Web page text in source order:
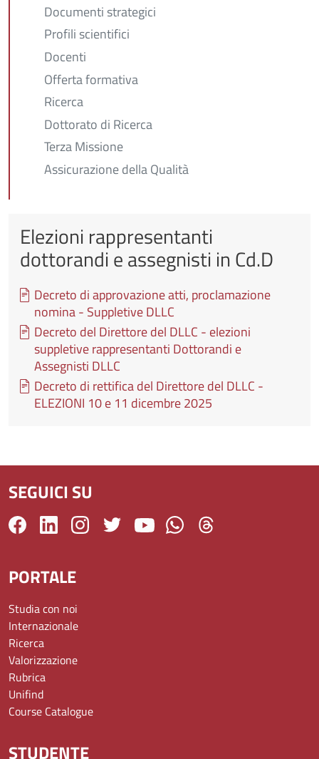
Documenti strategici
Profili scientifici
Docenti
Offerta formativa
Ricerca
Dottorato di Ricerca
Terza Missione
Assicurazione della Qualità
Elezioni rappresentanti
dottorandi e assegnisti in Cd.D
Documento
Decreto di approvazione atti, proclamazione
nomina - Suppletive DLLC
Documento
Decreto del Direttore del DLLC - elezioni
suppletive rappresentanti Dottorandi e
Assegnisti DLLC
Documento
Decreto di rettifica del Direttore del DLLC -
ELEZIONI 10 e 11 dicembre 2025
SEGUICI SU
PORTALE
Studia con noi
Internazionale
Ricerca
Valorizzazione
Rubrica
Unifind
Course Catalogue
STUDENTE